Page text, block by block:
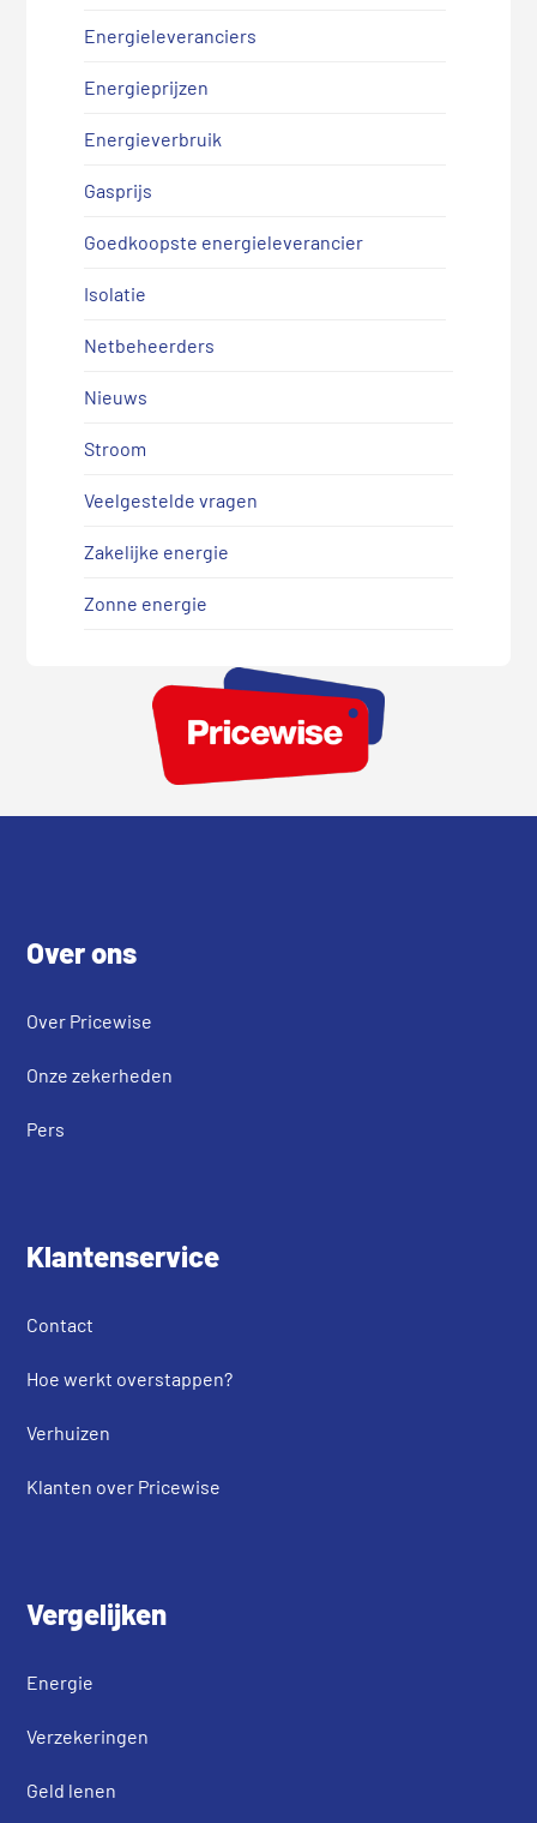
Energieleveranciers
Energieprijzen
Energieverbruik
Gasprijs
Goedkoopste energieleverancier
Isolatie
Netbeheerders
Nieuws
Stroom
Veelgestelde vragen
Zakelijke energie
Zonne energie
Over ons
Over Pricewise
Onze zekerheden
Pers
Klantenservice
Contact
Hoe werkt overstappen?
Verhuizen
Klanten over Pricewise
Vergelijken
Energie
Verzekeringen
Geld lenen